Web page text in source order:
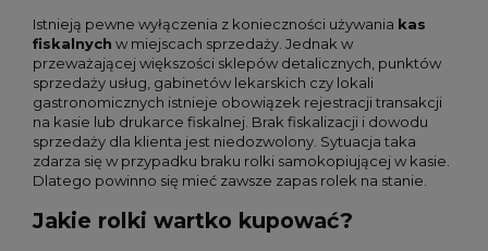
Istnieją pewne wyłączenia z konieczności używania kas
fiskalnych w miejscach sprzedaży. Jednak w
przeważającej większości sklepów detalicznych, punktów
sprzedaży usług, gabinetów lekarskich czy lokali
gastronomicznych istnieje obowiązek rejestracji transakcji
na kasie lub drukarce fiskalnej. Brak fiskalizacji i dowodu
sprzedaży dla klienta jest niedozwolony. Sytuacja taka
zdarza się w przypadku braku rolki samokopiującej w kasie.
Dlatego powinno się mieć zawsze zapas rolek na stanie.
Jakie rolki wartko kupować?